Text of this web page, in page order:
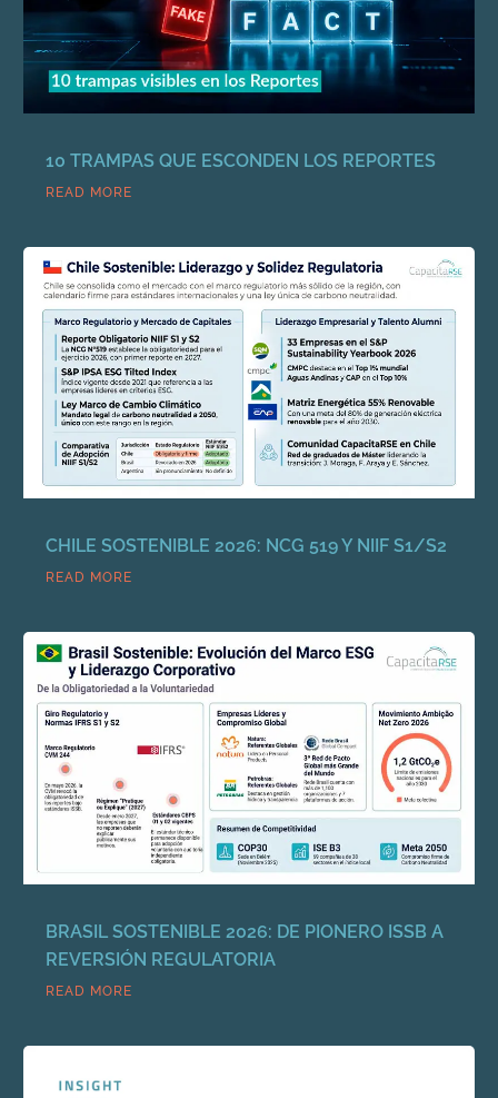
10 TRAMPAS QUE ESCONDEN LOS REPORTES
READ MORE
CHILE SOSTENIBLE 2026: NCG 519 Y NIIF S1/S2
READ MORE
BRASIL SOSTENIBLE 2026: DE PIONERO ISSB A
REVERSIÓN REGULATORIA
READ MORE